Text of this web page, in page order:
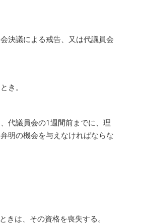
決議による戒告、又は代議員会
き。
代議員会の1週間前までに、理
明の機会を与えなければならな
は、その資格を喪失する。